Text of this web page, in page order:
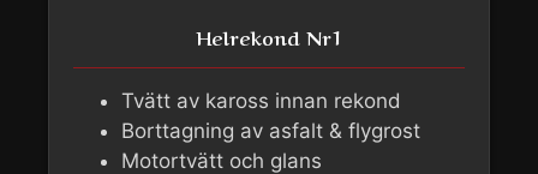
Helrekond Nr1
Tvätt av kaross innan rekond
Borttagning av asfalt & flygrost
Motortvätt och glans